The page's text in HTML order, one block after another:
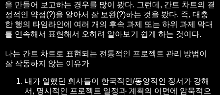
을 만들어 보고하는 경우를 많이 봤다. 그런데, 간트 차트의 결
정적인 약점(?)을 알아서 잘 보완(?)하는 것을 봤다. 즉, 대충
한 행의 타임라인에 여러 개의 후속 과제 또는 하위 과제 막대
를 연속해서 표현해서 오히려 알아보기 쉽게 하는 것이다.
나는 간트 차트로 표현되는 전통적인 프로젝트 관리 방법이
잘 작동하지 않는 이유가
내가 일했던 회사들이 한국적인/동양적인 정서가 강해
서, 명시적인 프로젝트 일정과 계획의 이면에 암묵적으